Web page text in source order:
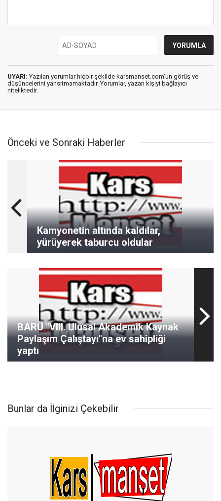
UYARI: Yazılan yorumlar hiçbir şekilde karsmanset.com’un görüş ve
düşüncelerini yansıtmamaktadır. Yorumlar, yazan kişiyi bağlayıcı
niteliktedir.
Önceki ve Sonraki Haberler
Kamyonetin altında kaldılar,
yürüyerek taburcu oldular
BARÜ "VIII. Ulusal Akademik Kaynak
Paylaşım Çalıştayı"na ev sahipliği
yaptı
Bunlar da İlginizi Çekebilir